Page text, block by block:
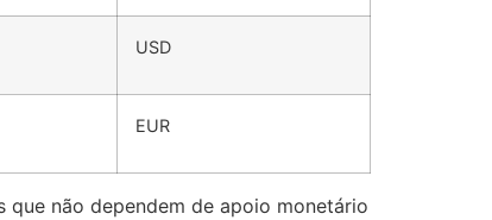
USD
EUR
que não dependem de apoio monetário